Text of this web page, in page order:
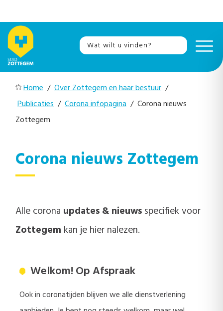
Home / Over Zottegem en haar bestuur /
Publicaties / Corona infopagina / Corona nieuws
Zottegem
Corona nieuws Zottegem
Alle corona updates & nieuws specifiek voor
Zottegem kan je hier nalezen.
Welkom! Op Afspraak
Ook in coronatijden blijven we alle dienstverlening